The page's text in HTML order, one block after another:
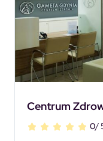
Centrum
0/